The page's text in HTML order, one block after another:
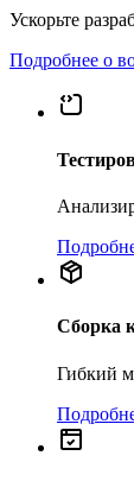
Ускорьте
Подробнее о
Сборка
Гибкий